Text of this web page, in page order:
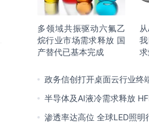
多领域共振驱动六氟乙
烷行业市场需求释放 国
产替代已基本完成
政务信创打开桌面云行业终
塑竞争逻辑 中国本土厂商全
半导体及AI液冷需求释放
化液行业主流 3M退场下国
渗透率达高位 全球LED照